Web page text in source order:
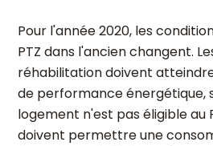
Pour l'année 2020, les
PTZ dans l'ancien changent.
réhabilitation doivent
de performance énergétique,
logement n'est pas éligible au
doivent permettre une